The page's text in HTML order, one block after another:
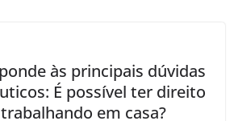
às principais dúvidas
É possível ter direito
em casa?